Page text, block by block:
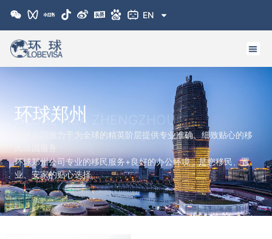
EN
环球郑州
GLOBEVISA ZHENGZHOU
环球出国致力于为全球的精英阶层提供专业准确、细致贴心的移
民出国服务
环球郑州公司专业的移民服务+良好的办公环境，是您移民、置
业、安家的贴心选择